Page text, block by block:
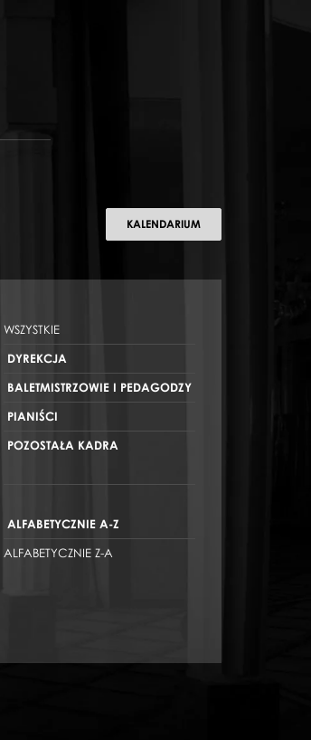
KALENDARIUM
WSZYSTKIE
DYREKCJA
BALETMISTRZOWIE I PEDAGODZY
PIANIŚCI
POZOSTAŁA KADRA
ALFABETYCZNIE A-Z
ALFABETYCZNIE Z-A